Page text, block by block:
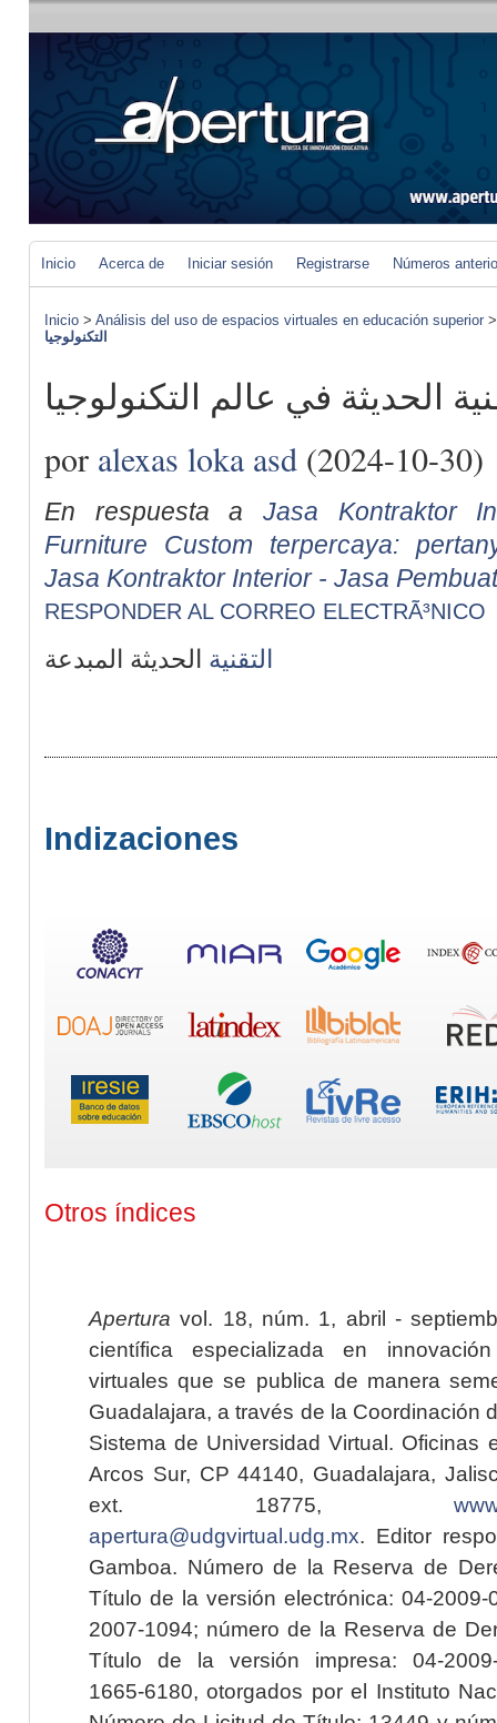
Inicio Acerca de Iniciar sesión Registrarse Números
Inicio > Análisis del uso de espacios virtuales en educación superior
التكنولوجيا
الحديثة في عالم التكنولوجيا
por alexas loka asd (2024-10-30)
En respuesta a Jasa Kontraktor
Furniture Custom terpercaya:
Jasa Kontraktor Interior - Jasa
RESPONDER AL CORREO ELECTRÃ³NICO
التقنية الحديثة المبدعة
Indizaciones
Otros índices
Apertura vol. 18, núm. 1, abril -
científica especializada en
virtuales que se publica de manera
Guadalajara, a través de la Coordinación
Sistema de Universidad Virtual. Oficinas
Arcos Sur, CP 44140, Guadalajara,
ext. 18775,
apertura@udgvirtual.udg.mx. Editor
Gamboa. Número de la Reserva de
Título de la versión electrónica: 04-2009-
2007-1094; número de la Reserva de
Título de la versión impresa: 04-2009-
1665-6180, otorgados por el Instituto